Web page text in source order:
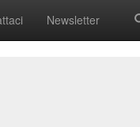
Newsletter